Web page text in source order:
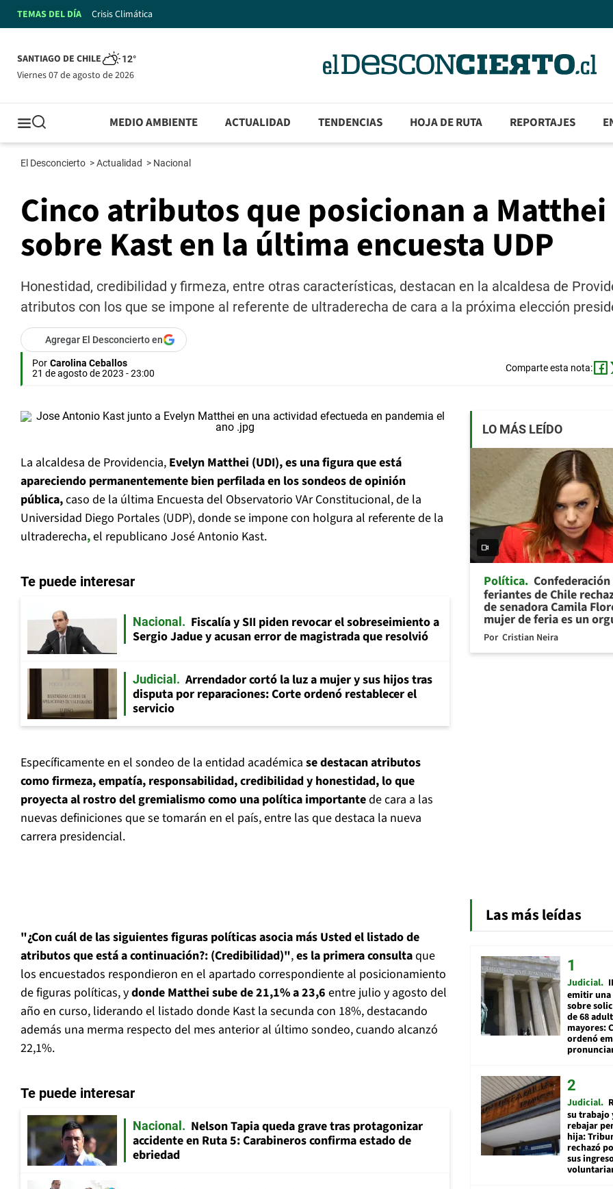
TEMAS DEL DÍA Crisis Climática
SANTIAGO DE CHILE 12°
viernes 07 de agosto de 2026
MEDIO AMBIENTE ACTUALIDAD TENDENCIAS HOJA DE RUTA REPORTAJES
El Desconcierto >Actualidad > Nacional
Cinco atributos que posicionan a Matthei
sobre Kast en la última encuesta UDP
Honestidad, credibilidad y firmeza, entre otras características, destacan en la alcaldesa de
atributos con los que se impone al referente de ultraderecha de cara a la próxima elección
Agregar El Desconcierto en
Por Carolina Ceballos
21 de agosto de 2023 - 23:00
Comparte esta nota:
La alcaldesa de Providencia, Evelyn Matthei (UDI), es una figura que está
apareciendo permanentemente bien perfilada en los sondeos de opinión
pública,caso de la última Encuesta del Observatorio VAr Constitucional, de la
Universidad Diego Portales (UDP), donde se impone con holgura al referente de la
ultraderecha,el republicano José Antonio Kast.
Te puede interesar
Nacional
Fiscalía y SII piden revocar el sobreseimiento a
Sergio Jadue y acusan error de magistrada que resolvió
Judicial
Arrendador cortó la luz a mujer y sus hijos tras
disputa por reparaciones: Corte ordenó restablecer el
servicio
Específicamente en el sondeo de la entidad académica se destacan atributos
como firmeza, empatía, responsabilidad, credibilidad y honestidad, lo que
proyecta al rostro del gremialismo como una política importantede cara a las
nuevas definiciones que se tomarán en el país, entre las que destaca la nueva
carrera presidencial.
"¿Con cuál de las siguientes figuras políticas asocia más Usted el listado de
atributos que está a continuación?: (Credibilidad)",es la primera consultaque
los encuestados respondieron en el apartado correspondiente al posicionamiento
de figuras políticas, ydonde Matthei sube de 21,1% a 23,6 entre julio y agosto del
año en curso, liderando el listado donde Kast la secunda con 18%, destacando
además una merma respecto del mes anterior al último sondeo, cuando alcanzó
22,1%.
Te puede interesar
Nacional
Nelson Tapia queda grave tras protagonizar
accidente en Ruta 5: Carabineros confirma estado de
ebriedad
LO MÁS LEÍDO
Política Confederación
feriantes de Chile
de senadora Camila
mujer de feria es un
Por Cristian Neira
Las más leídas
Judicial
emitir
sobre
de 68
mayores:
ordenó
Judicial
su trabajo
rebajar
hija:
rechazó
sus